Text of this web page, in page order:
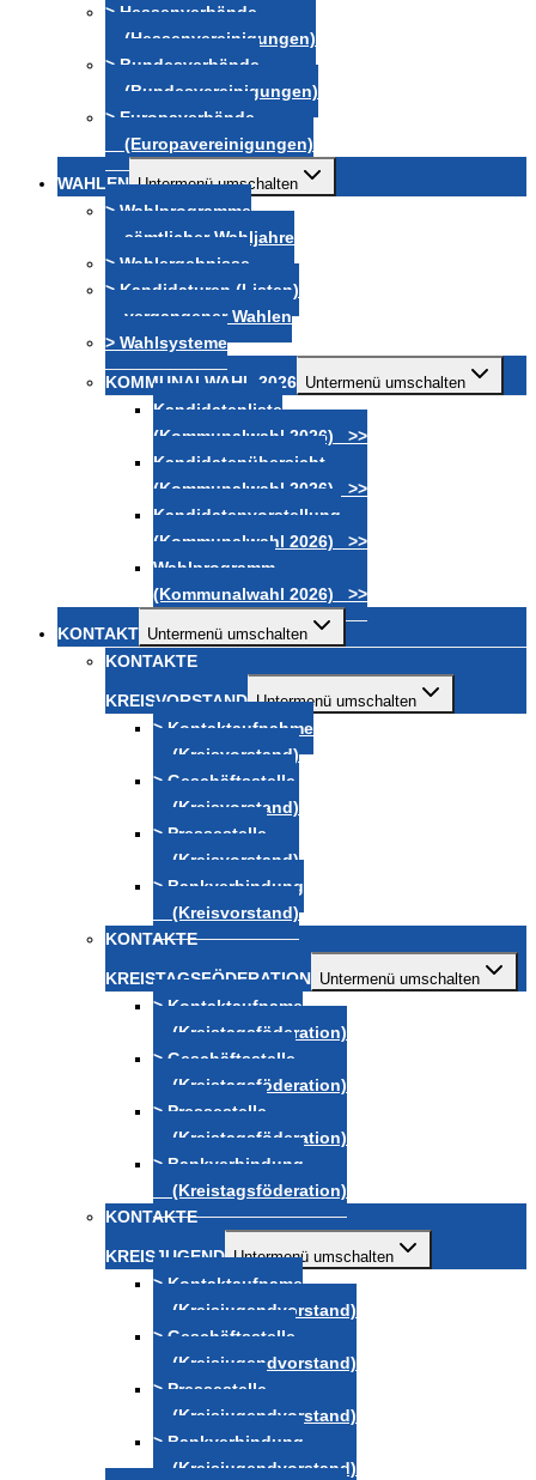
> Hessenverbände
(Hessenvereinigungen)
> Bundesverbände
(Bundesvereinigungen)
> Europaverbände
(Europavereinigungen)
WAHLEN Untermenü umschalten
> Wahlprogramme
sämtlicher Wahljahre
> Wahlergebnisse
> Kandidaturen (Listen)
vergangener Wahlen
> Wahlsysteme
KOMMUNALWAHL 2026 Untermenü umschalten
Kandidatenliste
(Kommunalwahl 2026) >>
Kandidatenübersicht
(Kommunalwahl 2026) >>
Kandidatenvorstellung
(Kommunalwahl 2026) >>
Wahlprogramm
(Kommunalwahl 2026) >>
KONTAKT Untermenü umschalten
KONTAKTE
KREISVORSTAND Untermenü umschalten
> Kontaktaufnahme
(Kreisvorstand)
> Geschäftsstelle
(Kreisvorstand)
> Pressestelle
(Kreisvorstand)
> Bankverbindung
(Kreisvorstand)
KONTAKTE
KREISTAGSFÖDERATION Untermenü umschalten
> Kontaktaufname
(Kreistagsföderation)
> Geschäftsstelle
(Kreistagsföderation)
> Pressestelle
(Kreistagsföderation)
> Bankverbindung
(Kreistagsföderation)
KONTAKTE
KREISJUGEND Untermenü umschalten
> Kontaktaufname
(Kreisjugendvorstand)
> Geschäftsstelle
(Kreisjugendvorstand)
> Pressestelle
(Kreisjugendvorstand)
> Bankverbindung
(Kreisjugendvorstand)